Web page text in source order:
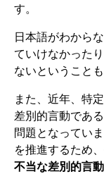
す。
日本語がわから
ていけなかった
ないということも
また、近年、特
差別的言動であ
問題となってい
を推進するため
不当な差別的言